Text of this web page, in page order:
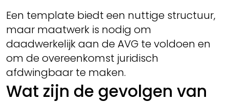
Een template biedt een nuttige structuur,
maar maatwerk is nodig om
daadwerkelijk aan de AVG te voldoen en
om de overeenkomst juridisch
afdwingbaar te maken.
Wat zijn de gevolgen van